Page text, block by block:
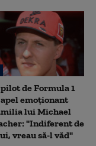
de Formula 1
emoționant
lui Michael
"Indiferent de
vreau să-l văd"